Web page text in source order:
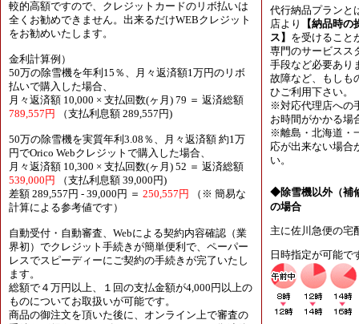
較的高額ですので、クレジットカードのリボ払いは
全くお勧めできません。出来るだけWEBクレジット
をお勧めいたします。
金利計算例）
50万の除雪機を年利15％、月々返済額1万円のリボ
払いで購入した場合、
月々返済額 10,000 × 支払回数(ヶ月) 79 ＝ 返済総額
789,557円
（支払利息額 289,557円)
50万の除雪機を実質年利3.08％、月々返済額 約1万
円でOrico Webクレジットで購入した場合、
月々返済額 10,300 × 支払回数(ヶ月) 52 ＝ 返済総額
539,000円
（支払利息額 39,000円)
差額 289,557円 - 39,000円 ＝ 250,557円
（※ 簡易な
計算による参考値です）
自動受付・自動審査、Webによる契約内容確認（業
界初）でクレジット手続きが簡単便利で、ペーパー
レスでスピーディーにご契約の手続きが完了いたし
ます。
総額で４万円以上、１回の支払金額が4,000円以上の
ものについてお取扱いが可能です。
商品の御注文を頂いた後に、オンライン上で審査の
代行納品プランと
店より
【納品時
ス】 を受けること
専門のサービスス
手段など必要あり
故障など、もしも
ひご利用下さい。
※対応代理店への
お時間がかかる場
※離島・北海道・
応が出来ない場合
い。
◆除雪機以外（補
の場合
主に佐川急便の宅
日時指定が可能で